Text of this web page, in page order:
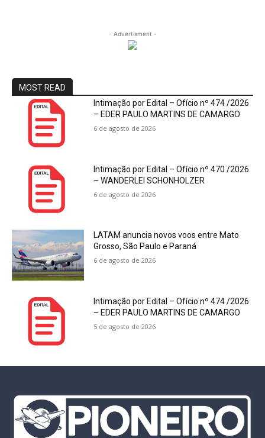
- Advertisment -
MOST READ
Intimação por Edital – Ofício nº 474 /2026
– EDER PAULO MARTINS DE CAMARGO
6 de agosto de 2026
Intimação por Edital – Ofício nº 470 /2026
– WANDERLEI SCHONHOLZER
6 de agosto de 2026
LATAM anuncia novos voos entre Mato
Grosso, São Paulo e Paraná
6 de agosto de 2026
Intimação por Edital – Ofício nº 474 /2026
– EDER PAULO MARTINS DE CAMARGO
5 de agosto de 2026